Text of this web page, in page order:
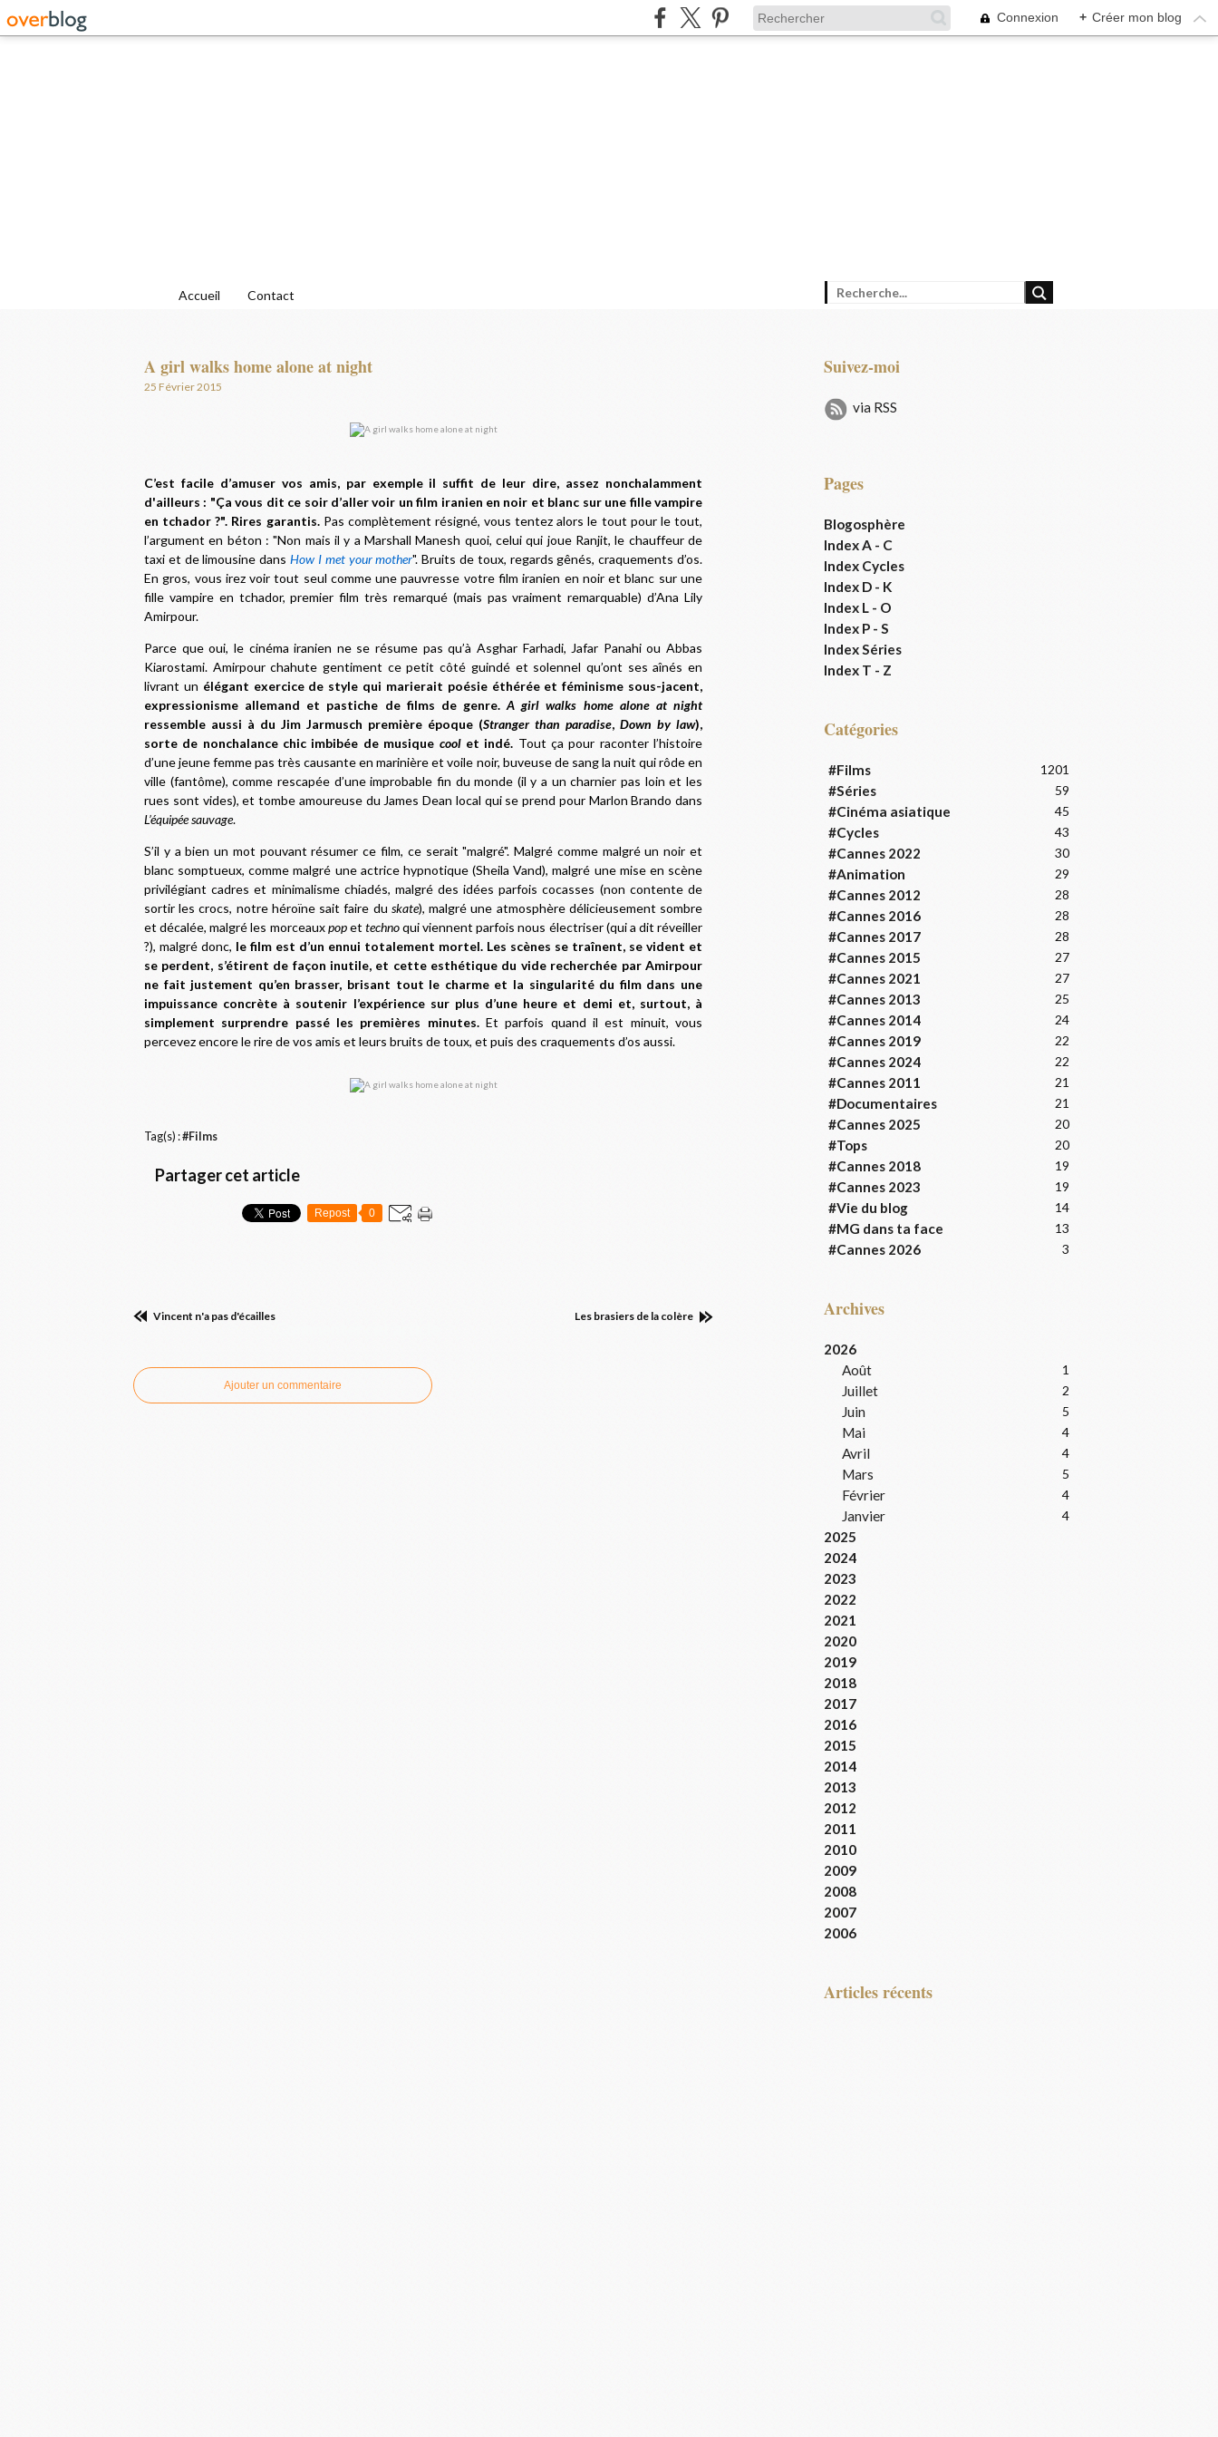
Connexion + Créer mon blog
Accueil Contact
A girl walks home alone at night
25 Février 2015
C’est facile d’amuser vos amis, par exemple il suffit de leur dire, assez nonchalamment
d'ailleurs : "Ça vous dit ce soir d’aller voir un film iranien en noir et blanc sur une fille vampire
en tchador ?". Rires garantis.Pas complètement résigné, vous tentez alors le tout pour le tout,
l’argument en béton : "Non mais il y a Marshall Manesh quoi, celui qui joue Ranjit, le chauffeur de
taxi et de limousine dansHow I met your mother". Bruits de toux, regards gênés, craquements d’os.
En gros, vous irez voir tout seul comme une pauvresse votre film iranien en noir et blanc sur une
fille vampire en tchador, premier film très remarqué (mais pas vraiment remarquable) d’Ana Lily
Amirpour.
Parce que oui, le cinéma iranien ne se résume pas qu’à Asghar Farhadi, Jafar Panahi ou Abbas
Kiarostami. Amirpour chahute gentiment ce petit côté guindé et solennel qu’ont ses aînés en
livrant un élégant exercice de style qui marierait poésie éthérée et féminisme sous-jacent,
expressionisme allemand et pastiche de films de genre. A girl walks home alone at night
ressemble aussi à du Jim Jarmusch première époque (Stranger than paradise, Down by law),
sorte de nonchalance chic imbibée de musique coolet indé. Tout ça pour raconter l’histoire
d’une jeune femme pas très causante en marinière et voile noir, buveuse de sang la nuit qui rôde en
ville (fantôme), comme rescapée d’une improbable fin du monde (il y a un charnier pas loin et les
rues sont vides), et tombe amoureuse du James Dean local qui se prend pour Marlon Brando dans
L’équipée sauvage.
S’il y a bien un mot pouvant résumer ce film, ce serait "malgré". Malgré comme malgré un noir et
blanc somptueux, comme malgré une actrice hypnotique (Sheila Vand), malgré une mise en scène
privilégiant cadres et minimalisme chiadés, malgré des idées parfois cocasses (non contente de
sortir les crocs, notre héroïne sait faire du skate), malgré une atmosphère délicieusement sombre
et décalée, malgré les morceauxpopet technoqui viennent parfois nous électriser (qui a dit réveiller
?), malgré donc, le film est d’un ennui totalement mortel. Les scènes se traînent, se vident et
se perdent, s’étirent de façon inutile, et cette esthétique du vide recherchée par Amirpour
ne fait justement qu’en brasser, brisant tout le charme et la singularité du film dans une
impuissance concrète à soutenir l’expérience sur plus d’une heure et demi et, surtout, à
simplement surprendre passé les premières minutes.Et parfois quand il est minuit, vous
percevez encore le rire de vos amis et leurs bruits de toux, et puis des craquements d’os aussi.
Tag(s) :#Films
Partager cet article
Repost 0
Vincent n'a pas d'écailles Les brasiers de la colère
Ajouter un commentaire
Suivez-moi
via RSS
Pages
Blogosphère
Index A - C
Index Cycles
Index D - K
Index L - O
Index P - S
Index Séries
Index T - Z
Catégories
#Films 1201
#Séries 59
#Cinéma asiatique 45
#Cycles 43
#Cannes 2022 30
#Animation 29
#Cannes 2012 28
#Cannes 2016 28
#Cannes 2017 28
#Cannes 2015 27
#Cannes 2021 27
#Cannes 2013 25
#Cannes 2014 24
#Cannes 2019 22
#Cannes 2024 22
#Cannes 2011 21
#Documentaires 21
#Cannes 2025 20
#Tops 20
#Cannes 2018 19
#Cannes 2023 19
#Vie du blog 14
#MG dans ta face 13
#Cannes 2026 3
Archives
2026
Août
1
Juillet 2
Juin 5
Mai 4
Avril 4
Mars 5
Février 4
Janvier 4
2025
2024
2023
2022
2021
2020
2019
2018
2017
2016
2015
2014
2013
2012
2011
2010
2009
2008
2007
2006
articles récents